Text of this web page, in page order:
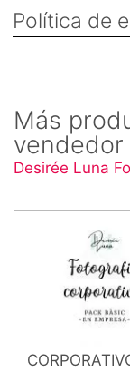
Política de
Más
vendedor
Desirée Luna